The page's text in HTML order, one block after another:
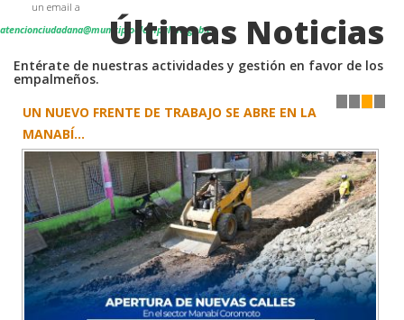
un email a
atencionciudadana@municipioelempalme.gob.ecÚltimas Noticias
Entérate de nuestras actividades y gestión en favor de los
empalmeños.
1 2 3
UN NUEVO FRENTE DE TRABAJO SE ABRE EN LA
MANABÍ...